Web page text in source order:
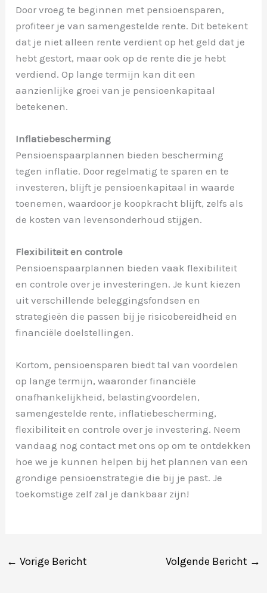
Door vroeg te beginnen met pensioensparen,
profiteer je van samengestelde rente. Dit betekent
dat je niet alleen rente verdient op het geld dat je
hebt gestort, maar ook op de rente die je hebt
verdiend. Op lange termijn kan dit een
aanzienlijke groei van je pensioenkapitaal
betekenen.
Inflatiebescherming
Pensioenspaarplannen bieden bescherming
tegen inflatie. Door regelmatig te sparen en te
investeren, blijft je pensioenkapitaal in waarde
toenemen, waardoor je koopkracht blijft, zelfs als
de kosten van levensonderhoud stijgen.
Flexibiliteit en controle
Pensioenspaarplannen bieden vaak flexibiliteit
en controle over je investeringen. Je kunt kiezen
uit verschillende beleggingsfondsen en
strategieën die passen bij je risicobereidheid en
financiële doelstellingen.
Kortom, pensioensparen biedt tal van voordelen
op lange termijn, waaronder financiële
onafhankelijkheid, belastingvoordelen,
samengestelde rente, inflatiebescherming,
flexibiliteit en controle over je investering. Neem
vandaag nog contact met ons op om te ontdekken
hoe we je kunnen helpen bij het plannen van een
grondige pensioenstrategie die bij je past. Je
toekomstige zelf zal je dankbaar zijn!
← Vorige Bericht Volgende Bericht →